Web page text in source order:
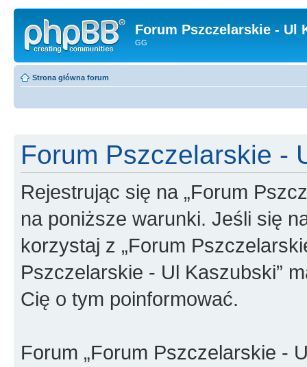
Forum Pszczelarskie - Ul
GG
Strona główna forum
Forum Pszczelarskie -
Rejestrując się na „Forum
na poniższe warunki. Jeśli się
korzystaj z „Forum
Pszczelarskie - Ul Kaszubski”
Cię o tym poinformować.
Forum „Forum Pszczelarskie -